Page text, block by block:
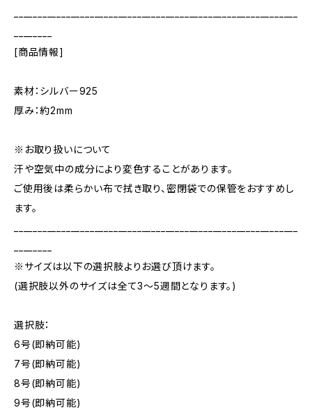
[商品情報]
素材：シルバー925
厚み：約2mm
※お取り扱いについて
汗や空気中の成分により変色することがあります。
ご使用後は柔らかい布で拭き取り、密閉袋での保管をおすすめし
ます。
※サイズは以下の選択肢よりお選び頂けます。
(選択肢以外のサイズは全て3～5週間となります。)
選択肢：
6号(即納可能)
7号(即納可能)
8号(即納可能)
9号(即納可能)